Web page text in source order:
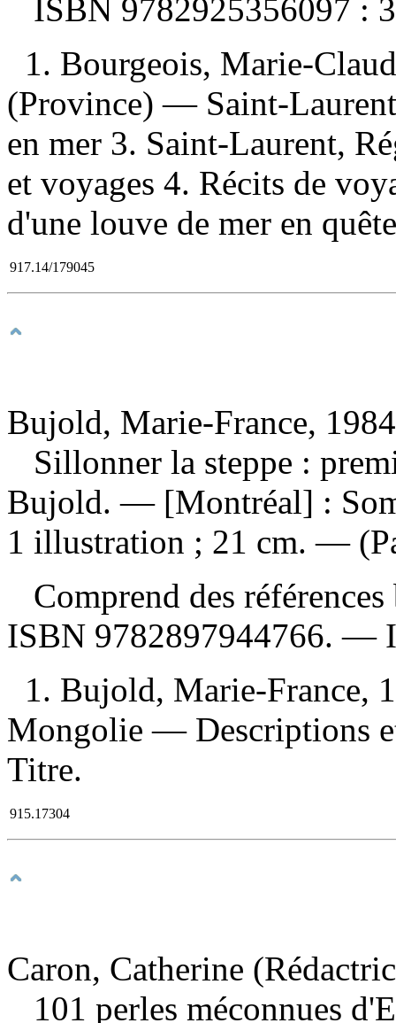
ISBN 9782925356097 :
1. Bourgeois, Marie-
(Province) — Saint-
en mer 3. Saint-Laurent,
et voyages 4. Récits de
d'une louve de mer en
917.14/179045
Bujold, Marie-France,
Sillonner la steppe :
Bujold. — [Montréal] :
1 illustration ; 21 cm. —
Comprend des
ISBN 9782897944766. —
1. Bujold, Marie-
Mongolie — Descriptions
Titre.
915.17304
Caron, Catherine
101 perles méconnues